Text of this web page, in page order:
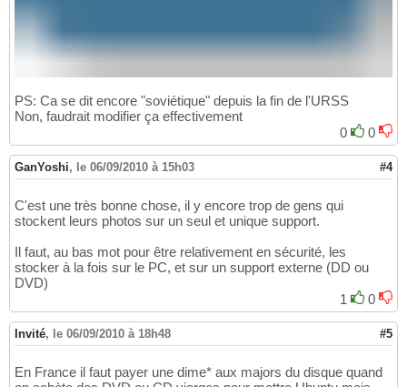
PS: Ca se dit encore "soviétique" depuis la fin de l'URSS
Non, faudrait modifier ça effectivement
0
0
GanYoshi, le 06/09/2010 à 15h03 #4
C'est une très bonne chose, il y encore trop de gens qui
stockent leurs photos sur un seul et unique support.
Il faut, au bas mot pour être relativement en sécurité, les
stocker à la fois sur le PC, et sur un support externe (DD ou
DVD)
1
0
Invité, le 06/09/2010 à 18h48 #5
En France il faut payer une dime* aux majors du disque quand